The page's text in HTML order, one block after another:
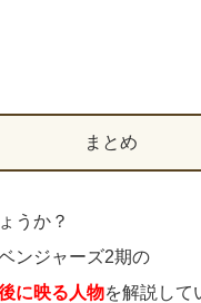
まとめ
うか？
ンジャーズ2期の
に映る人物を解説して